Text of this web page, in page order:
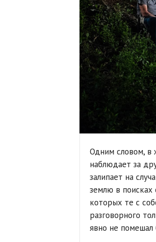
Одним словом, в
наблюдает за
залипает на
землю в поисках
которых те с
разговорного
явно не